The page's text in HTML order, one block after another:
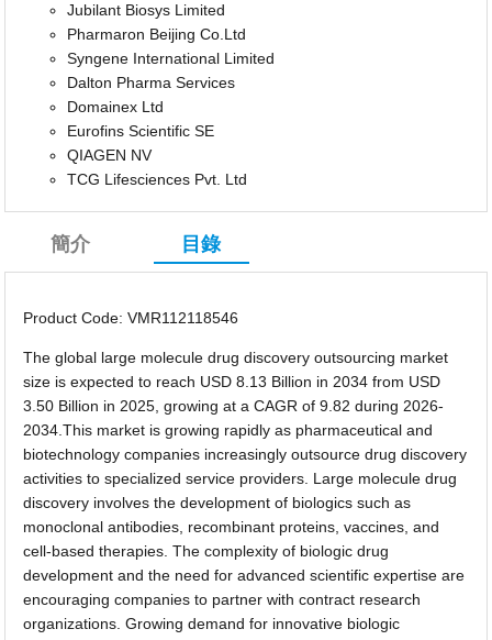
Jubilant Biosys Limited
Pharmaron Beijing Co.Ltd
Syngene International Limited
Dalton Pharma Services
Domainex Ltd
Eurofins Scientific SE
QIAGEN NV
TCG Lifesciences Pvt. Ltd
簡介 目錄
Product Code: VMR112118546
The global large molecule drug discovery outsourcing market
size is expected to reach USD 8.13 Billion in 2034 from USD
3.50 Billion in 2025, growing at a CAGR of 9.82 during 2026-
2034.This market is growing rapidly as pharmaceutical and
biotechnology companies increasingly outsource drug discovery
activities to specialized service providers. Large molecule drug
discovery involves the development of biologics such as
monoclonal antibodies, recombinant proteins, vaccines, and
cell-based therapies. The complexity of biologic drug
development and the need for advanced scientific expertise are
encouraging companies to partner with contract research
organizations. Growing demand for innovative biologic